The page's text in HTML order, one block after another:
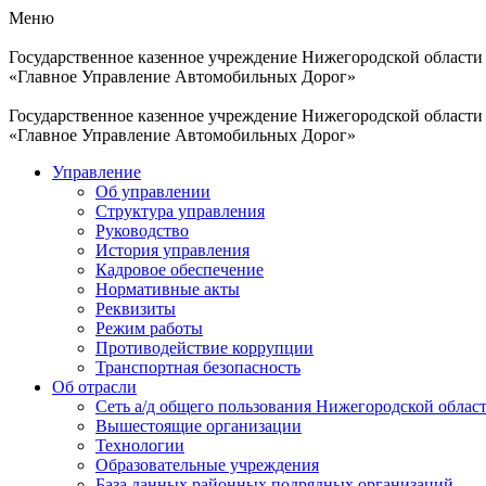
Меню
Государственное казенное учреждение Нижегородской области
«Главное Управление Автомобильных Дорог»
Государственное казенное учреждение Нижегородской области
«Главное Управление Автомобильных Дорог»
Управление
Об управлении
Структура управления
Руководство
История управления
Кадровое обеспечение
Нормативные акты
Реквизиты
Режим работы
Противодействие коррупции
Транспортная безопасность
Об отрасли
Сеть а/д общего пользования Нижегородской
Вышестоящие организации
Технологии
Образовательные учреждения